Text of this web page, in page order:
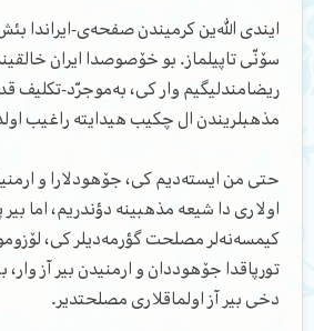
ایندی الله‌ین کرمیندن صفحه‌ی-ایراندا
سۆنّی تاپیلماز. بو خۆصوصدا ایران
ریضامندلیگیم وار کی، به‌موجرّد-تکلیف
مذهبلریندن ال چکیب هیدایته راغیب
حتی من ایسته‌دیم کی، جۆهودلارا و
اولاری دا شیعه مذهبینه دؤندریم، اما بیر
کیمسه‌نه‌لر مصلحت گؤرمه‌دیلر کی،
تورپاقدا جۆهوددان و ارمنیدن بیر آز وار،
دخی بیر آز اولماقلاری مصلحتدیر.